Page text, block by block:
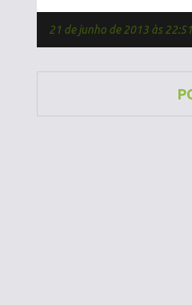
21 de junho de 2013 às 22:51